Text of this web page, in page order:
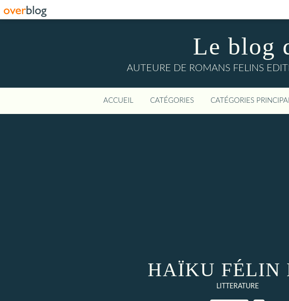
Le blog
AUTEURE DE ROMANS FELINS
ACCUEIL CATÉGORIES CATÉGORIES
HAÏKU FÉLIN
LITTERATURE